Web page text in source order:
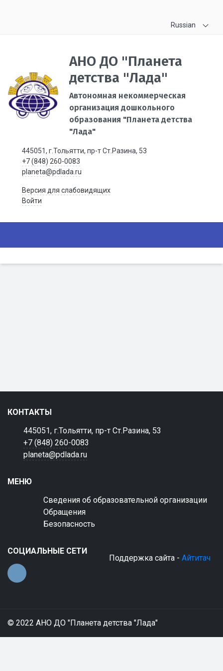
Russian
АНО ДО "Планета
детства "Лада"
Автономная некоммерческая
организация дошкольного
образования "Планета детства
"Лада"
445051, г.Тольятти, пр-т Ст.Разина, 53
+7 (848) 260-0083
planeta@pdlada.ru
Версия для слабовидящих
Войти
КОНТАКТЫ
445051, г.Тольятти, пр-т Ст.Разина, 53
+7 (848) 260-0083
planeta@pdlada.ru
МЕНЮ
Сведения об образовательной организации
Обращения
Безопасность
СОЦИАЛЬНЫЕ СЕТИ
Поддержка сайта - Айтитач
© 2022 АНО ДО "Планета детства "Лада"